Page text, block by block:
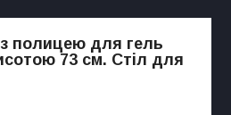
полицею для гель
73 см. Стіл для